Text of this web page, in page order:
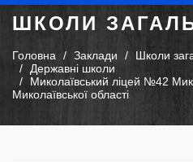
ШКОЛИ
Головна Заклади
Школи
Державні школи
Миколаївський ліцей №42
Миколаївської області